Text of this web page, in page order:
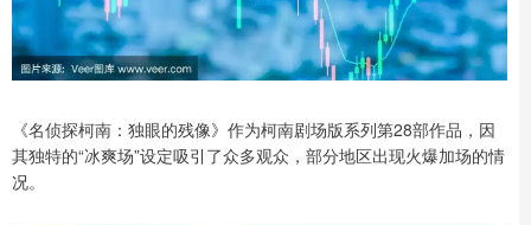
《名侦探柯南：独眼的残像》作为柯南剧场版系列第28部作品，因
其独特的“冰爽场”设定吸引了众多观众，部分地区出现火爆加场的情
况。